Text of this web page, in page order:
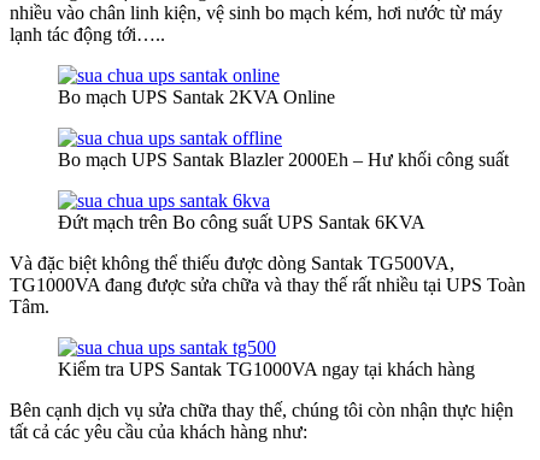
nhiều vào chân linh kiện, vệ sinh bo mạch kém, hơi nước từ máy
lạnh tác động tới…..
Bo mạch UPS Santak 2KVA Online
Bo mạch UPS Santak Blazler 2000Eh – Hư khối công suất
Đứt mạch trên Bo công suất UPS Santak 6KVA
Và đặc biệt không thể thiếu được dòng Santak TG500VA,
TG1000VA đang được sửa chữa và thay thế rất nhiều tại UPS Toàn
Tâm.
Kiểm tra UPS Santak TG1000VA ngay tại khách hàng
Bên cạnh dịch vụ sửa chữa thay thế, chúng tôi còn nhận thực hiện
tất cả các yêu cầu của khách hàng như: